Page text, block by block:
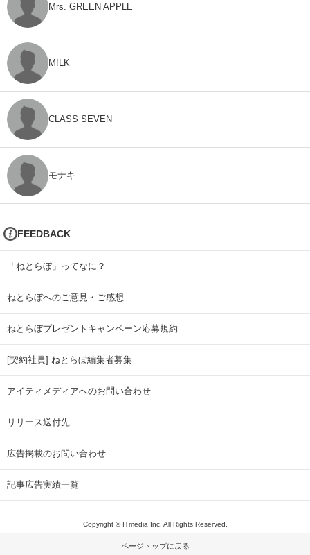
Mrs. GREEN APPLE
M!LK
CLASS SEVEN
モナキ
FEEDBACK
「ねとらぼ」ってなに？
ねとらぼへのご意見・ご感想
ねとらぼプレゼントキャンペーン応募規約
[契約社員] ねとらぼ編集者募集
アイティメディアへのお問い合わせ
リリース送付先
広告掲載のお問い合わせ
記事広告実績一覧
Copyright © ITmedia Inc. All Rights Reserved.
ページトップに戻る